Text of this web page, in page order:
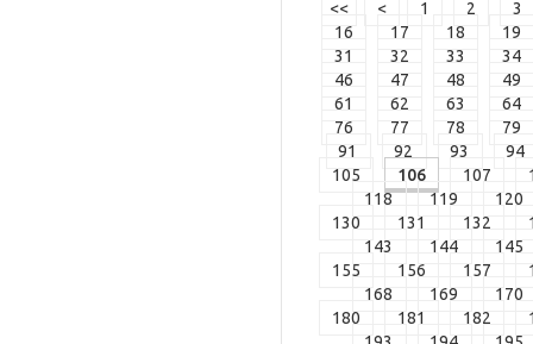
<< < 1 2
3
16
17 18
19
31
32 33
34
46
47 48
49
61
62 63
64
76
77 78
79
91
92 93
94
105
106 107
118
119
120
130
131 132
143
144
145
155
156 157
168
169
170
180
181 182